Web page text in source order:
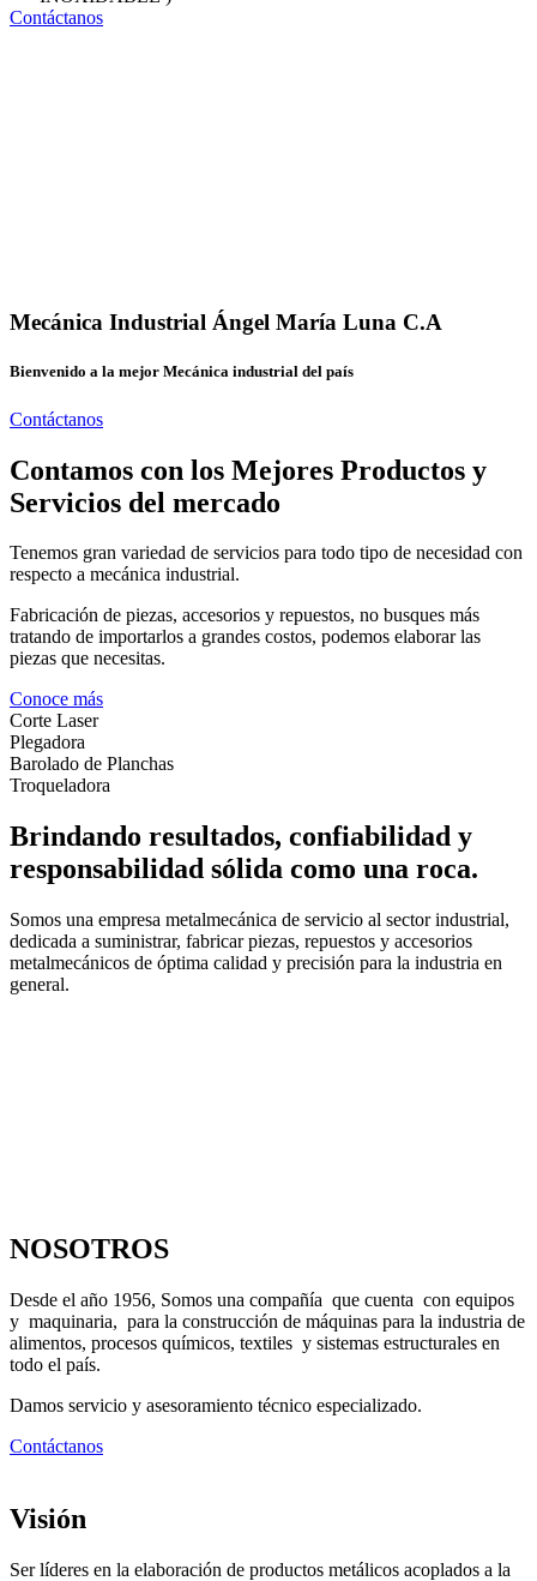
Contáctanos
Mecánica Industrial Ángel María Luna C.A
Bienvenido a la mejor Mecánica industrial del país
Contáctanos
Contamos con los Mejores Productos y
Servicios del mercado
Tenemos gran variedad de servicios para todo tipo de necesidad con
respecto a mecánica industrial.
Fabricación de piezas, accesorios y repuestos, no busques más
tratando de importarlos a grandes costos, podemos elaborar las
piezas que necesitas.
Conoce más
Corte Laser
Plegadora
Barolado de Planchas
Troqueladora
Brindando resultados, confiabilidad y
responsabilidad sólida como una roca.
Somos una empresa metalmecánica de servicio al sector industrial,
dedicada a suministrar, fabricar piezas, repuestos y accesorios
metalmecánicos de óptima calidad y precisión para la industria en
general.
NOSOTROS
Desde el año 1956, Somos una compañía que cuenta con equipos
y maquinaria, para la construcción de máquinas para la industria de
alimentos, procesos químicos, textiles y sistemas estructurales en
todo el país.
Damos servicio y asesoramiento técnico especializado.
Contáctanos
Visión
Ser líderes en la elaboración de productos metálicos acoplados a la